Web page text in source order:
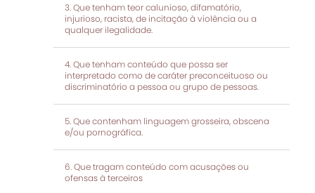
Que tenham teor calunioso, difamatório,
injurioso, racista, de incitação à violência ou a
qualquer ilegalidade.
Que tenham conteúdo que possa ser
interpretado como de caráter preconceituoso ou
discriminatório a pessoa ou grupo de pessoas.
Que contenham linguagem grosseira, obscena
e/ou pornográfica.
Que tragam conteúdo com acusações ou
ofensas à terceiros